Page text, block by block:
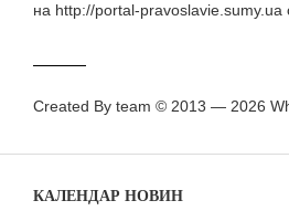
на http://portal-pravoslavie.sumy.ua
Created By team © 2013 — 2026
КАЛЕНДАР НОВИН